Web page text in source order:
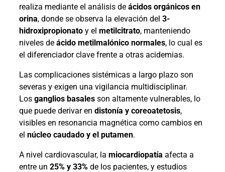
realiza mediante el análisis de ácidos orgánicos en
orina, donde se observa la elevación del 3-
hidroxipropionatoy el metilcitrato, manteniendo
niveles de ácido metilmalónico normales, lo cual es
el diferenciador clave frente a otras acidemias.
Las complicaciones sistémicas a largo plazo son
severas y exigen una vigilancia multidisciplinar.
Los ganglios basalesson altamente vulnerables, lo
que puede derivar en distonía y coreoatetosis,
visibles en resonancia magnética como cambios en
el núcleo caudado y el putamen.
A nivel cardiovascular, la miocardiopatía afecta a
entre un 25% y 33%de los pacientes, y estudios